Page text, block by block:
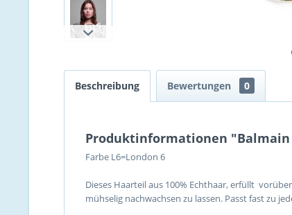
Beschreibung Bewertungen 0
Produktinformationen "Balmain
Farbe L6=London 6
Dieses Haarteil aus 100% Echthaar, erfüllt
mühselig nachwachsen zu lassen. Passt fast zu